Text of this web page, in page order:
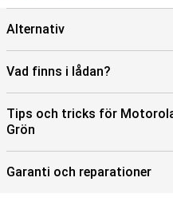
Alternativ
Vad finns i lådan?
Tips och tricks för Motorola
Grön
Garanti och reparationer